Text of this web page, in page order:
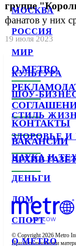
МОСКВА
РОССИЯ
МИР
КУЛЬТУРА
ШОУ-
СТИЛЬ
ЗДОРОВЬЕ
НАУКА И
ДЕНЬГИ
ДОМ
СПОРТ
О METRO
группе
фанатов у них
19 июля 2023
О METRO
КОНТАКТЫ
ВАКАНСИИ
АРХИВ
© Copyright 2026 Metro
При использовании